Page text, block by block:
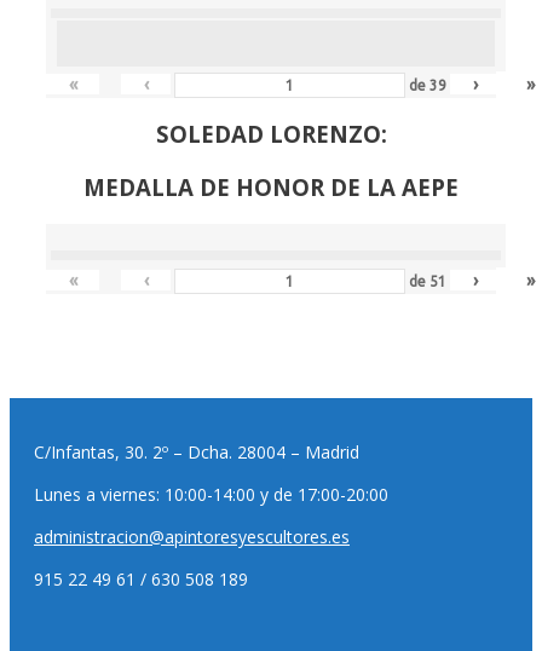
« ‹ de39 › »
SOLEDAD LORENZO:
MEDALLA DE HONOR DE LA AEPE
« ‹ de 51 › »
C/Infantas, 30. 2º – Dcha. 28004 – Madrid
Lunes a viernes: 10:00-14:00 y de 17:00-20:00
administracion@apintoresyescultores.es
915 22 49 61 / 630 508 189